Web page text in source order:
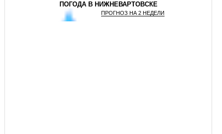
ПОГОДА В НИЖНЕВАРТОВСКЕ
ПРОГНОЗ НА 2 НЕДЕЛИ